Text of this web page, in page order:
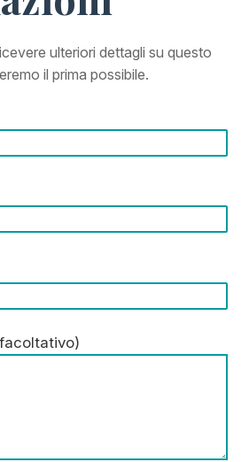
ulteriori dettagli su questo
il prima possibile.